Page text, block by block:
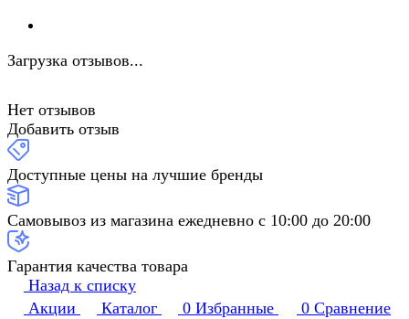
Загрузка отзывов...
Нет отзывов
Добавить отзыв
Доступные цены на лучшие бренды
Самовывоз из магазина ежедневно с 10:00 до 20:00
Гарантия качества товара
Назад к списку
Акции
Каталог 0 Избранные 0 Сравнение